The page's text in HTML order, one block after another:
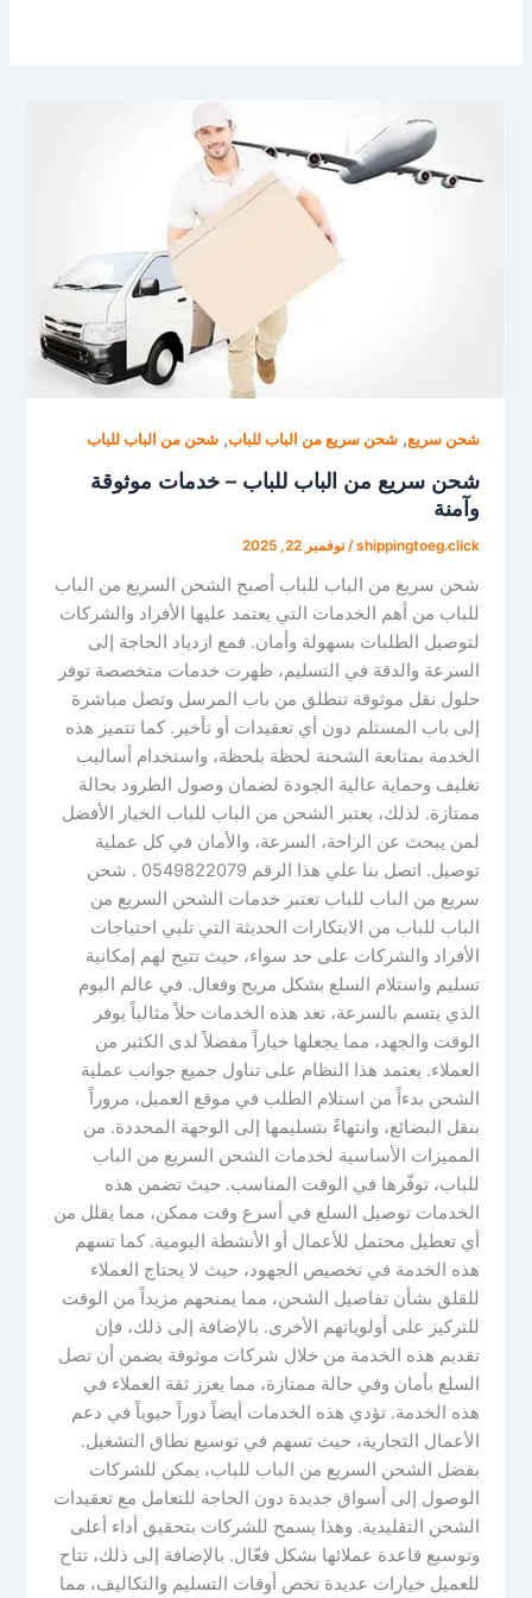
شحن سريع,شحن سريع من الباب للباب,شحن من الباب للباب
شحن سريع من الباب للباب – خدمات موثوقة
وآمنة
shippingtoeg.click
/نوفمبر 22, 2025
شحن سريع من الباب للباب أصبح الشحن السريع من الباب
للباب من أهم الخدمات التي يعتمد عليها الأفراد والشركات
لتوصيل الطلبات بسهولة وأمان. فمع ازدياد الحاجة إلى
السرعة والدقة في التسليم، ظهرت خدمات متخصصة توفر
حلول نقل موثوقة تنطلق من باب المرسل وتصل مباشرة
إلى باب المستلم دون أي تعقيدات أو تأخير. كما تتميز هذه
الخدمة بمتابعة الشحنة لحظة بلحظة، واستخدام أساليب
تغليف وحماية عالية الجودة لضمان وصول الطرود بحالة
ممتازة. لذلك، يعتبر الشحن من الباب للباب الخيار الأفضل
لمن يبحث عن الراحة، السرعة، والأمان في كل عملية
توصيل. اتصل بنا علي هذا الرقم 0549822079 . شحن
سريع من الباب للباب تعتبر خدمات الشحن السريع من
الباب للباب من الابتكارات الحديثة التي تلبي احتياجات
الأفراد والشركات على حد سواء، حيث تتيح لهم إمكانية
تسليم واستلام السلع بشكل مريح وفعال. في عالم اليوم
الذي يتسم بالسرعة، تعد هذه الخدمات حلاً مثالياً يوفر
الوقت والجهد، مما يجعلها خياراً مفضلاً لدى الكثير من
العملاء. يعتمد هذا النظام على تناول جميع جوانب عملية
الشحن بدءاً من استلام الطلب في موقع العميل، مروراً
بنقل البضائع، وانتهاءً بتسليمها إلى الوجهة المحددة. من
المميزات الأساسية لخدمات الشحن السريع من الباب
للباب، توفّرها في الوقت المناسب. حيث تضمن هذه
الخدمات توصيل السلع في أسرع وقت ممكن، مما يقلل من
أي تعطيل محتمل للأعمال أو الأنشطة اليومية. كما تسهم
هذه الخدمة في تخصيص الجهود، حيث لا يحتاج العملاء
للقلق بشأن تفاصيل الشحن، مما يمنحهم مزيداً من الوقت
للتركيز على أولوياتهم الأخرى. بالإضافة إلى ذلك، فإن
تقديم هذه الخدمة من خلال شركات موثوقة يضمن أن تصل
السلع بأمان وفي حالة ممتازة، مما يعزز ثقة العملاء في
هذه الخدمة. تؤدي هذه الخدمات أيضاً دوراً حيوياً في دعم
الأعمال التجارية، حيث تسهم في توسيع نطاق التشغيل.
بفضل الشحن السريع من الباب للباب، يمكن للشركات
الوصول إلى أسواق جديدة دون الحاجة للتعامل مع تعقيدات
الشحن التقليدية. وهذا يسمح للشركات بتحقيق أداء أعلى
وتوسيع قاعدة عملائها بشكل فعّال. بالإضافة إلى ذلك، تتاح
للعميل خيارات عديدة تخص أوقات التسليم والتكاليف، مما